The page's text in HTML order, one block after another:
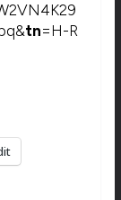
tn=H-R